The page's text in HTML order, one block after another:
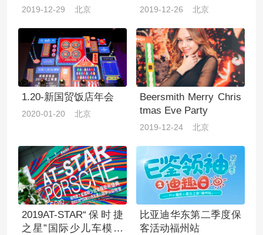
2019-12-29 北京 2019-12-26 北京
1.20-新国贸饭店年会
2020-01-20 北京
Beersmith Merry Chris
tmas Eve Party
2019-12-24 北京
2019AT-STAR“保时捷
之星”国际少儿车模艺
比亚迪华东第二季度保
客活动福州站